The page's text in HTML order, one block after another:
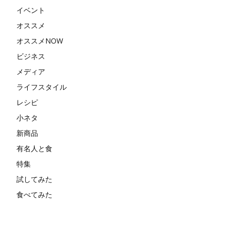
イベント
オススメ
オススメNOW
ビジネス
メディア
ライフスタイル
レシピ
小ネタ
新商品
有名人と食
特集
試してみた
食べてみた